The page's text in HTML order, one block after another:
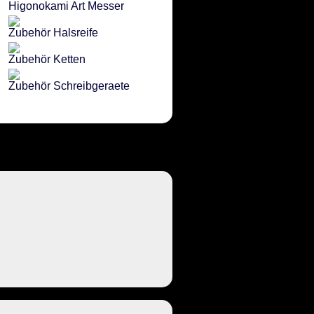
Higonokami Art Messer
Zubehör Halsreife
Zubehör Ketten
Zubehör Schreibgeraete